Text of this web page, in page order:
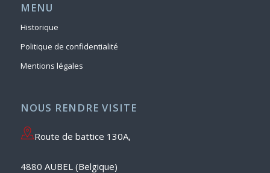
MENU
Historique
Politique de confidentialité
Mentions légales
NOUS RENDRE VISITE
Route de battice 130A,
4880 AUBEL (Belgique)